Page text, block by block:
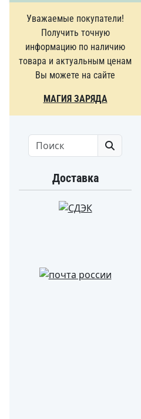
Уважаемые покупатели!
Получить точную
информацию по наличию
товара и актуальным ценам
Вы можете на сайте
МАГИЯ ЗАРЯДА
Search
Доставка